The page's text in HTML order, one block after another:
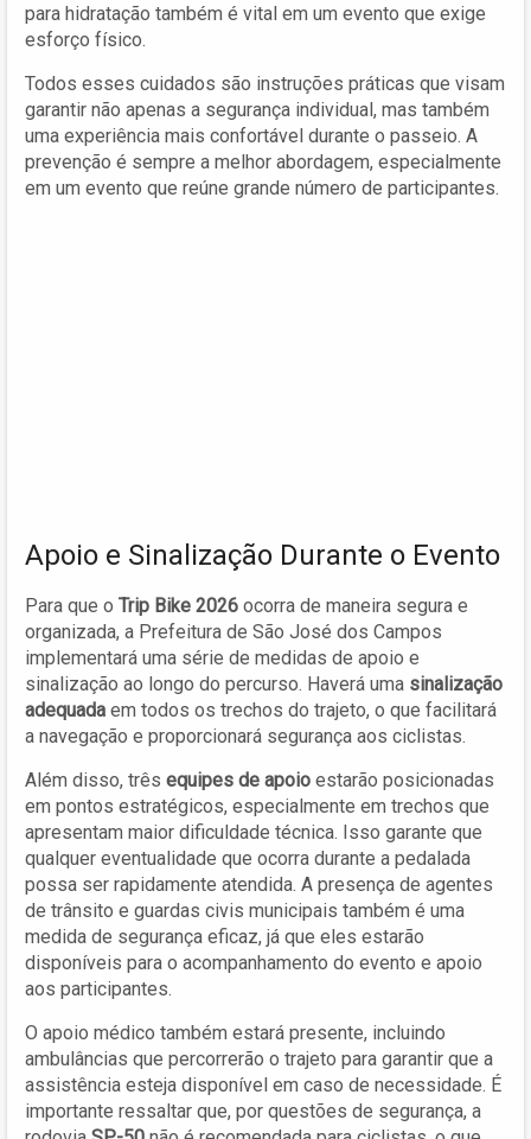
para hidratação também é vital em um evento que exige
esforço físico.
Todos esses cuidados são instruções práticas que visam
garantir não apenas a segurança individual, mas também
uma experiência mais confortável durante o passeio. A
prevenção é sempre a melhor abordagem, especialmente
em um evento que reúne grande número de participantes.
Apoio e Sinalização Durante o Evento
Para que o Trip Bike 2026 ocorra de maneira segura e
organizada, a Prefeitura de São José dos Campos
implementará uma série de medidas de apoio e
sinalização ao longo do percurso. Haverá uma sinalização
adequada em todos os trechos do trajeto, o que facilitará
a navegação e proporcionará segurança aos ciclistas.
Além disso, três equipes de apoio estarão posicionadas
em pontos estratégicos, especialmente em trechos que
apresentam maior dificuldade técnica. Isso garante que
qualquer eventualidade que ocorra durante a pedalada
possa ser rapidamente atendida. A presença de agentes
de trânsito e guardas civis municipais também é uma
medida de segurança eficaz, já que eles estarão
disponíveis para o acompanhamento do evento e apoio
aos participantes.
O apoio médico também estará presente, incluindo
ambulâncias que percorrerão o trajeto para garantir que a
assistência esteja disponível em caso de necessidade. É
importante ressaltar que, por questões de segurança, a